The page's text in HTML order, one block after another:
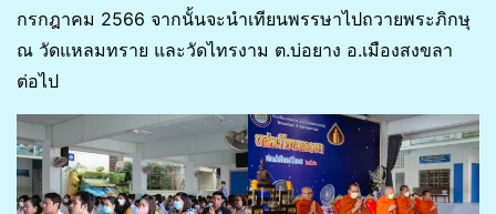
กรกฎาคม 2566 จากนั้นจะนำเทียนพรรษาไปถวายพระภิกษุ
ณ วัดแหลมทราย และวัดไทรงาม ต.บ่อยาง อ.เมืองสงขลา
ต่อไป